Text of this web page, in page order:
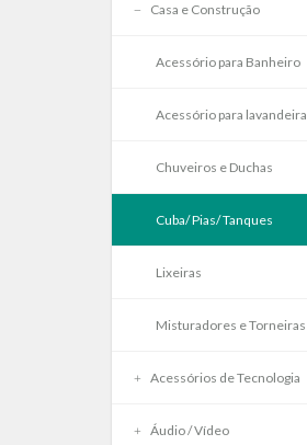
Casa e Construção
Acessório para Banheiro
Acessório para lavandeira
Chuveiros e Duchas
Cuba/ Pias/ Tanques
Lixeiras
Misturadores e Torneiras
Acessórios de Tecnologia
Áudio / Vídeo